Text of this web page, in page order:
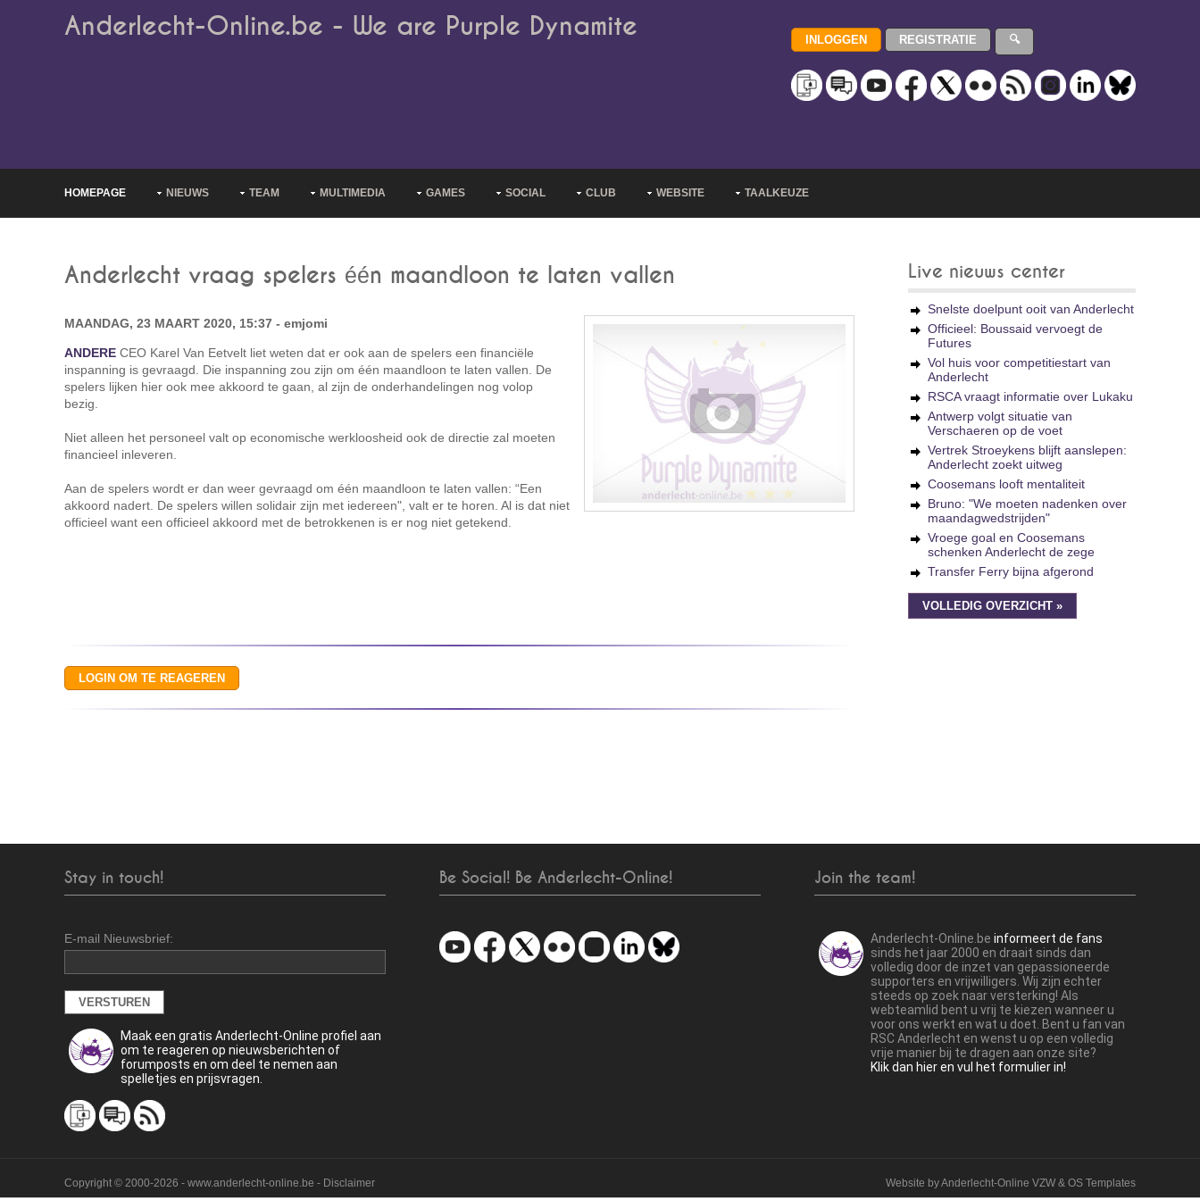
Anderlecht-Online.be - We are Purple Dynamite
HOMEPAGE NIEUWS TEAM MULTIMEDIA GAMES SOCIAL CLUB WEBSITE TAALKEUZE
Anderlecht vraag spelers één maandloon te laten vallen
MAANDAG, 23 MAART 2020, 15:37 - emjomi
ANDERE CEO Karel Van Eetvelt liet weten dat er ook aan de spelers een financiële
inspanning is gevraagd. Die inspanning zou zijn om één maandloon te laten vallen. De
spelers lijken hier ook mee akkoord te gaan, al zijn de onderhandelingen nog volop
bezig.
Niet alleen het personeel valt op economische werkloosheid ook de directie zal moeten
financieel inleveren.
Aan de spelers wordt er dan weer gevraagd om één maandloon te laten vallen: “Een
akkoord nadert. De spelers willen solidair zijn met iedereen", valt er te horen. Al is dat niet
officieel want een officieel akkoord met de betrokkenen is er nog niet getekend.
Live nieuws center
Snelste doelpunt ooit van Anderlecht
Officieel: Boussaid vervoegt de
Futures
Vol huis voor competitiestart van
Anderlecht
RSCA vraagt informatie over Lukaku
Antwerp volgt situatie van
Verschaeren op de voet
Vertrek Stroeykens blijft aanslepen:
Anderlecht zoekt uitweg
Coosemans looft mentaliteit
Bruno: "We moeten nadenken over
maandagwedstrijden"
Vroege goal en Coosemans
schenken Anderlecht de zege
Transfer Ferry bijna afgerond
VOLLEDIG OVERZICHT »
Stay in touch!
E-mail Nieuwsbrief:
Maak een gratis Anderlecht-Online profiel aan
om te reageren op nieuwsberichten of
forumposts en om deel te nemen aan
spelletjes en prijsvragen.
Be Social! Be Anderlecht-Online! Join the team!
Anderlecht-Online.be informeert de fans
sinds het jaar 2000 en draait sinds dan
volledig door de inzet van gepassioneerde
supporters en vrijwilligers. Wij zijn echter
steeds op zoek naar versterking! Als
webteamlid bent u vrij te kiezen wanneer u
voor ons werkt en wat u doet. Bent u fan van
RSC Anderlecht en wenst u op een volledig
vrije manier bij te dragen aan onze site?
Klik dan hier en vul het formulier in!
Copyright © 2000-2026 - www.anderlecht-online.be - Disclaimer Website byAnderlecht-Online VZW & OS Templates